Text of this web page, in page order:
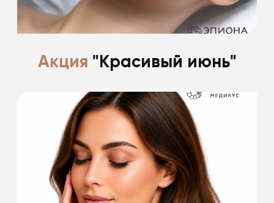
Подробнее
Акция "Красивый июнь"
Есть что-то прекрасное в лете.
Поделимся с вами всеми секретами.